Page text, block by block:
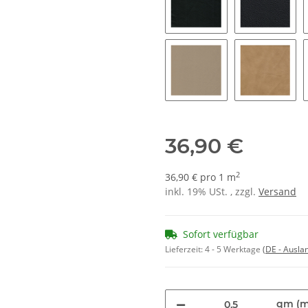
7150 - anthrazit7200 -
36,90 €
36,90 € pro 1 m2
inkl. 19% USt. , zzgl. Versand
Sofort verfügbar
Lieferzeit:4 - 5 Werktage (DE -
qm